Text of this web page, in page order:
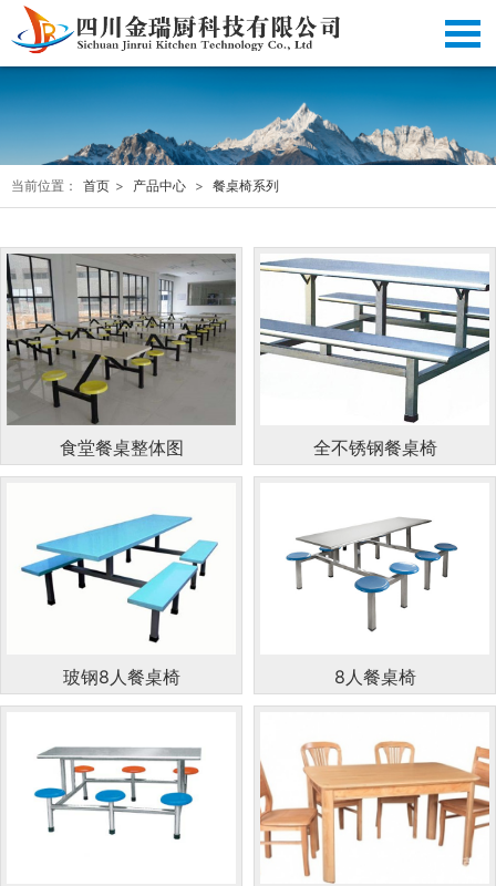
当前位置： 首页 > 产品中心 > 餐桌椅系列
食堂餐桌整体图 全不锈钢餐桌椅
玻钢8人餐桌椅 8人餐桌椅